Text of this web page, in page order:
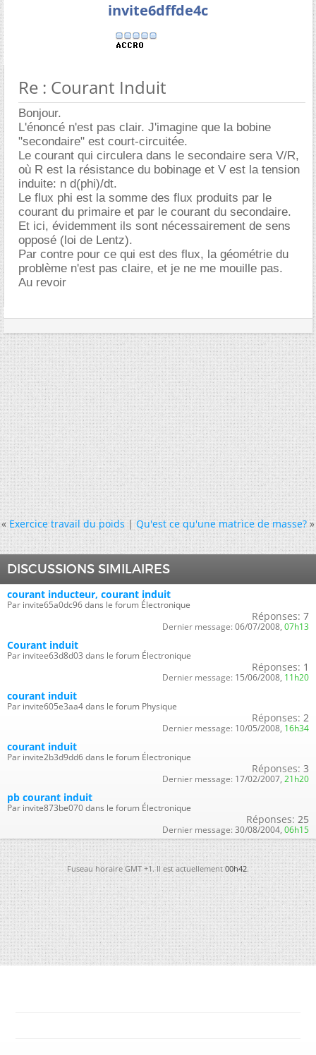
invite6dffde4c
Re : Courant Induit
Bonjour.
L'énoncé n'est pas clair. J'imagine que la bobine
"secondaire" est court-circuitée.
Le courant qui circulera dans le secondaire sera V/R,
où R est la résistance du bobinage et V est la tension
induite: n d(phi)/dt.
Le flux phi est la somme des flux produits par le
courant du primaire et par le courant du secondaire.
Et ici, évidemment ils sont nécessairement de sens
opposé (loi de Lentz).
Par contre pour ce qui est des flux, la géométrie du
problème n'est pas claire, et je ne me mouille pas.
Au revoir
« Exercice travail du poids|Qu'est ce qu'une matrice de masse? »
DISCUSSIONS SIMILAIRES
courant inducteur, courant induit
Par invite65a0dc96 dans le forum Électronique
Réponses: 7
Dernier message: 06/07/2008, 07h13
Courant induit
Par invitee63d8d03 dans le forum Électronique
Réponses: 1
Dernier message: 15/06/2008, 11h20
courant induit
Par invite605e3aa4 dans le forum Physique
Réponses: 2
Dernier message: 10/05/2008, 16h34
courant induit
Par invite2b3d9dd6 dans le forum Électronique
Réponses: 3
Dernier message: 17/02/2007, 21h20
pb courant induit
Par invite873be070 dans le forum Électronique
Réponses: 25
Dernier message: 30/08/2004, 06h15
Fuseau horaire GMT +1. Il est actuellement00h42.